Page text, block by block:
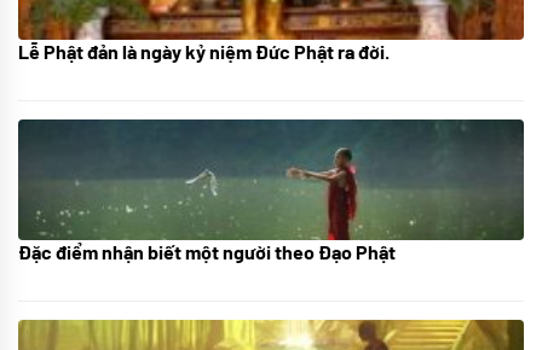
05/06/2024
Lễ Phật đản là ngày kỷ niệm Đức Phật ra đời.
01/06/2024
Đặc điểm nhận biết một người theo Đạo Phật